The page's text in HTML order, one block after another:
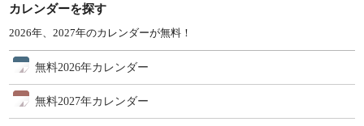
カレンダーを探す
2026年、2027年のカレンダーが無料！
無料2026年カレンダー
無料2027年カレンダー